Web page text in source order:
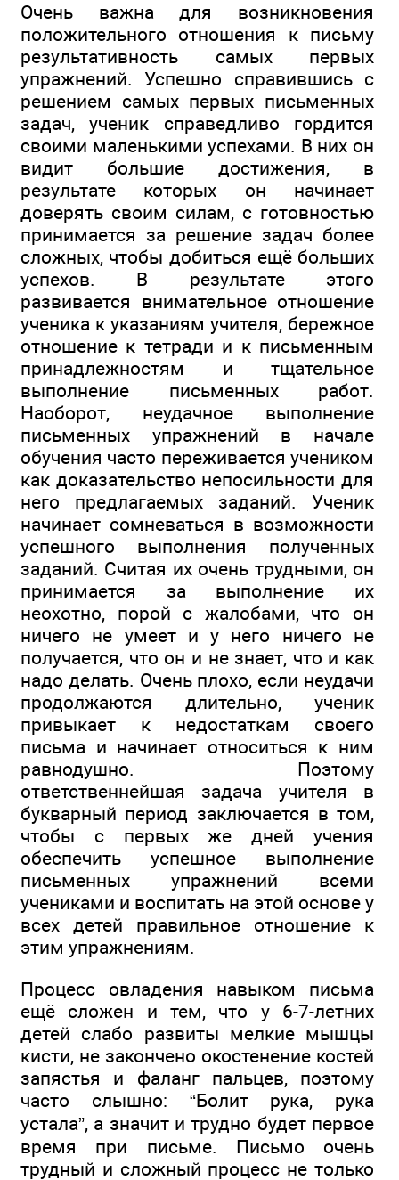
Очень важна для возникновения
положительного отношения к письму
результативность самых первых
упражнений. Успешно справившись с
решением самых первых письменных
задач, ученик справедливо гордится
своими маленькими успехами. В них он
видит большие достижения, в
результате которых он начинает
доверять своим силам, с готовностью
принимается за решение задач более
сложных, чтобы добиться ещё больших
успехов. В результате этого
развивается внимательное отношение
ученика к указаниям учителя, бережное
отношение к тетради и к письменным
принадлежностям и тщательное
выполнение письменных работ.
Наоборот, неудачное выполнение
письменных упражнений в начале
обучения часто переживается учеником
как доказательство непосильности для
него предлагаемых заданий. Ученик
начинает сомневаться в возможности
успешного выполнения полученных
заданий. Считая их очень трудными, он
принимается за выполнение их
неохотно, порой с жалобами, что он
ничего не умеет и у него ничего не
получается, что он и не знает, что и как
надо делать. Очень плохо, если неудачи
продолжаются длительно, ученик
привыкает к недостаткам своего
письма и начинает относиться к ним
равнодушно. Поэтому
ответственнейшая задача учителя в
букварный период заключается в том,
чтобы с первых же дней учения
обеспечить успешное выполнение
письменных упражнений всеми
учениками и воспитать на этой основе у
всех детей правильное отношение к
этим упражнениям.
Процесс овладения навыком письма
ещё сложен и тем, что у 6-7-летних
детей слабо развиты мелкие мышцы
кисти, не закончено окостенение костей
запястья и фаланг пальцев, поэтому
часто слышно: “Болит рука, рука
устала”, а значит и трудно будет первое
время при письме. Письмо очень
трудный и сложный процесс не только